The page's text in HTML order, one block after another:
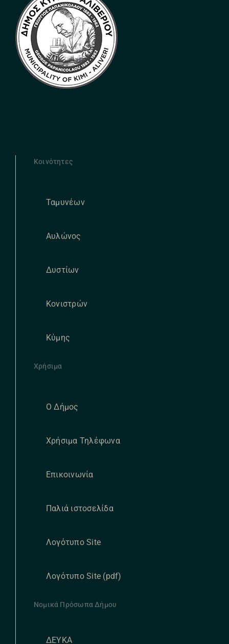
Κοινότητες
Ταμυνέων
Αυλώνος
Δυστίων
Κονιστρών
Κύμης
Χρήσιμα
Ο Δήμος
Χρήσιμα Τηλέφωνα
Επικοινωνία
Παλιά ιστοσελίδα
Λογότυπο Site
Λογότυπο Site (pdf)
Νομικά Πρόσωπα Δήμου
ΔΕΥΚΑ